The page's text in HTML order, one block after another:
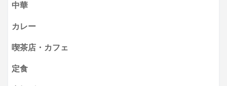
中華
カレー
喫茶店・カフェ
定食